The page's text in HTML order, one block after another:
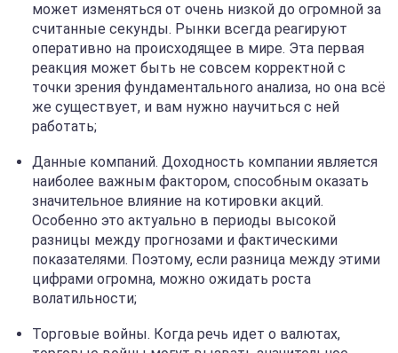
может изменяться от очень низкой до огромной за
считанные секунды. Рынки всегда реагируют
оперативно на происходящее в мире. Эта первая
реакция может быть не совсем корректной с
точки зрения фундаментального анализа, но она всё
же существует, и вам нужно научиться с ней
работать;
Данные компаний. Доходность компании является
наиболее важным фактором, способным оказать
значительное влияние на котировки акций.
Особенно это актуально в периоды высокой
разницы между прогнозами и фактическими
показателями. Поэтому, если разница между этими
цифрами огромна, можно ожидать роста
волатильности;
Торговые войны. Когда речь идет о валютах,